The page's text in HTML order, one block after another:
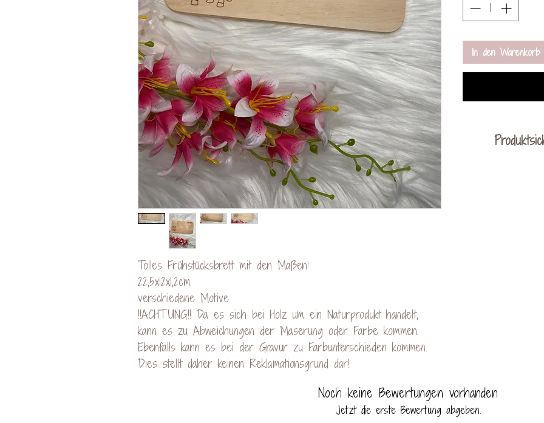
Tolles Frühstücksbrett mit den Maßen:
22,5x12x1,2cm
verschiedene Motive
!!ACHTUNG!! Da es sich bei Holz um ein Naturprodukt handelt,
kann es zu Abweichungen der Maserung oder Farbe kommen.
Ebenfalls kann es bei der Gravur zu Farbunterschieden kommen.
Dies stellt daher keinen Reklamationsgrund dar!
In den Warenkorb
Noch keine Bewertungen vorhanden
Jetzt die erste Bewertung abgeben.